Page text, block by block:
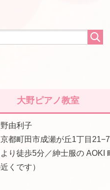
大野ピアノ教室
由利子
都町田市成瀬が丘1丁目
り徒歩5分／紳士服の AOKI
くです）